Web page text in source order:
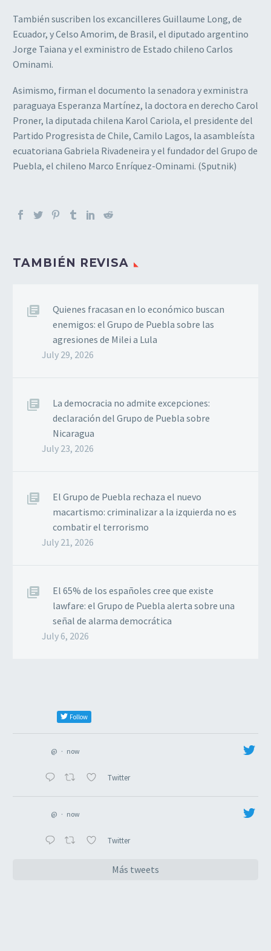
También suscriben los excancilleres Guillaume Long, de
Ecuador, y Celso Amorim, de Brasil, el diputado argentino
Jorge Taiana y el exministro de Estado chileno Carlos
Ominami.
Asimismo, firman el documento la senadora y exministra
paraguaya Esperanza Martínez, la doctora en derecho Carol
Proner, la diputada chilena Karol Cariola, el presidente del
Partido Progresista de Chile, Camilo Lagos, la asambleísta
ecuatoriana Gabriela Rivadeneira y el fundador del Grupo de
Puebla, el chileno Marco Enríquez-Ominami. (Sputnik)
TAMBIÉN REVISA
Quienes fracasan en lo económico buscan
enemigos: el Grupo de Puebla sobre las
agresiones de Milei a Lula
July 29, 2026
La democracia no admite excepciones:
declaración del Grupo de Puebla sobre
Nicaragua
July 23, 2026
El Grupo de Puebla rechaza el nuevo
macartismo: criminalizar a la izquierda no es
combatir el terrorismo
July 21, 2026
El 65% de los españoles cree que existe
lawfare: el Grupo de Puebla alerta sobre una
señal de alarma democrática
July 6, 2026
Follow
@ · now
Twitter
@ · now
Twitter
Más tweets